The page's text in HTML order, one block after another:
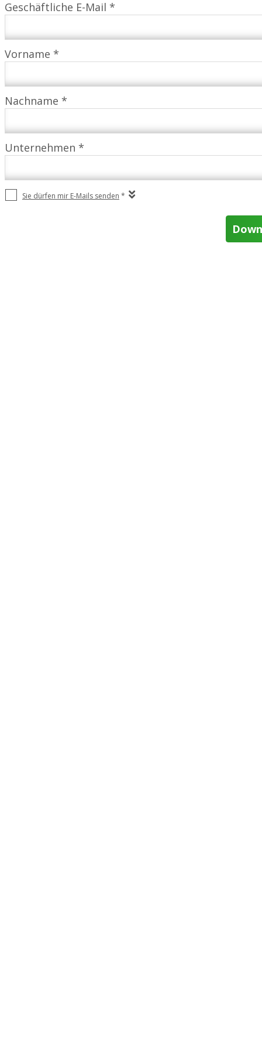
Geschäftliche E-Mail *
Vorname *
Nachname *
Unternehmen *
Sie dürfen mir E-Mails senden *